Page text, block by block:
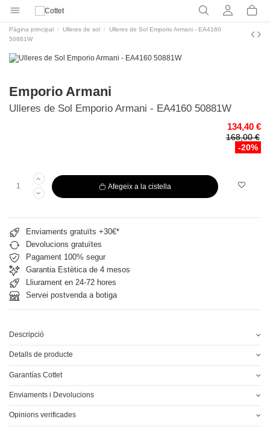
Pàgina principal Ulleres de sol
Ulleres de Sol Emporio Armani - EA4160
50881W
Emporio Armani
Ulleres de Sol Emporio Armani - EA4160 50881W
134,40 €
168,00 €
-20%
Afegeix a la cistella
Enviaments gratuïts +30€*
Devolucions gratuïtes
Pagament 100% segur
Garantia Estètica de 4 mesos
Lliurament en 24-72 hores
Servei postvenda a botiga
Descripció
Detalls de producte
Garantías Cottet
Enviaments i Devolucions
Opinions verificades